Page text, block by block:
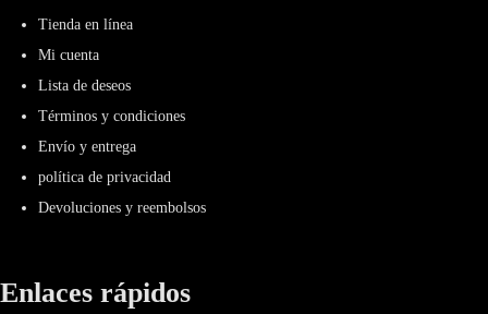
Tienda en línea
Mi cuenta
Lista de deseos
Términos y condiciones
Envío y entrega
política de privacidad
Devoluciones y reembolsos
Enlaces rápidos